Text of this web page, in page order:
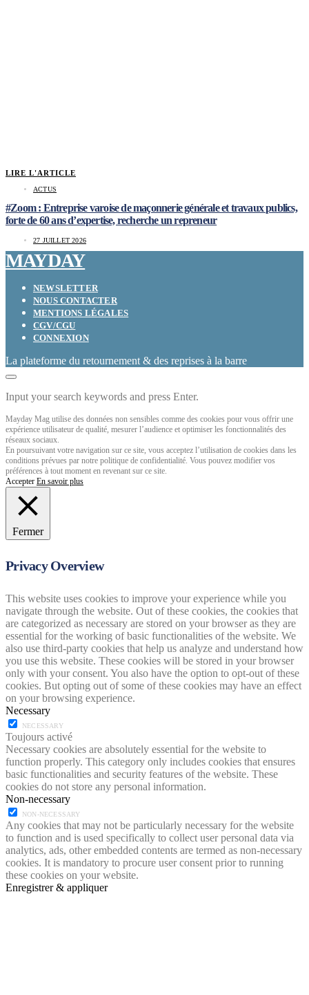
LIRE L'ARTICLE
ACTUS
#Zoom : Entreprise varoise de maçonnerie générale et travaux publics,
forte de 60 ans d’expertise, recherche un repreneur
27 JUILLET 2026
MAYDAY
NEWSLETTER
NOUS CONTACTER
MENTIONS LÉGALES
CGV/CGU
CONNEXION
La plateforme du retournement & des reprises à la barre
Input your search keywords and press Enter.
Mayday Mag utilise des données non sensibles comme des cookies pour vous offrir une
expérience utilisateur de qualité, mesurer l’audience et optimiser les fonctionnalités des
réseaux sociaux.
En poursuivant votre navigation sur ce site, vous acceptez l’utilisation de cookies dans les
conditions prévues par notre politique de confidentialité. Vous pouvez modifier vos
préférences à tout moment en revenant sur ce site.
Accepter En savoir plus
Fermer
Privacy Overview
This website uses cookies to improve your experience while you
navigate through the website. Out of these cookies, the cookies that
are categorized as necessary are stored on your browser as they are
essential for the working of basic functionalities of the website. We
also use third-party cookies that help us analyze and understand how
you use this website. These cookies will be stored in your browser
only with your consent. You also have the option to opt-out of these
cookies. But opting out of some of these cookies may have an effect
on your browsing experience.
Necessary
NECESSARY
Toujours activé
Necessary cookies are absolutely essential for the website to
function properly. This category only includes cookies that ensures
basic functionalities and security features of the website. These
cookies do not store any personal information.
Non-necessary
NON-NECESSARY
Any cookies that may not be particularly necessary for the website
to function and is used specifically to collect user personal data via
analytics, ads, other embedded contents are termed as non-necessary
cookies. It is mandatory to procure user consent prior to running
these cookies on your website.
Enregistrer & appliquer